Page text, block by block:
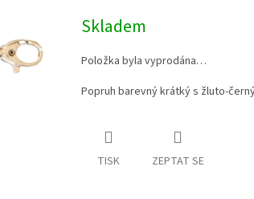
Skladem
Položka byla vyprodána…
Popruh barevný krátký s žluto-
TISK ZEPTAT SE